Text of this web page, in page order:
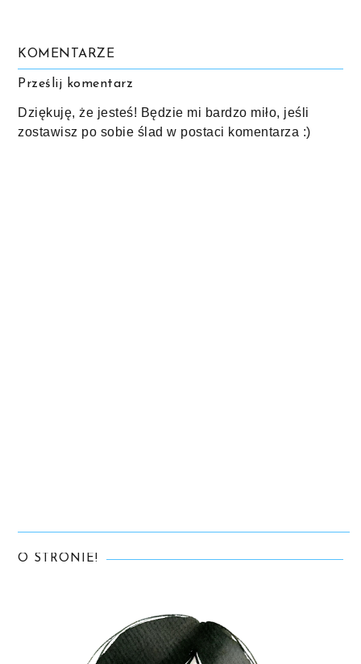
KOMENTARZE
Prześlij komentarz
Dziękuję, że jesteś! Będzie mi bardzo miło, jeśli
zostawisz po sobie ślad w postaci komentarza :)
O STRONIE!